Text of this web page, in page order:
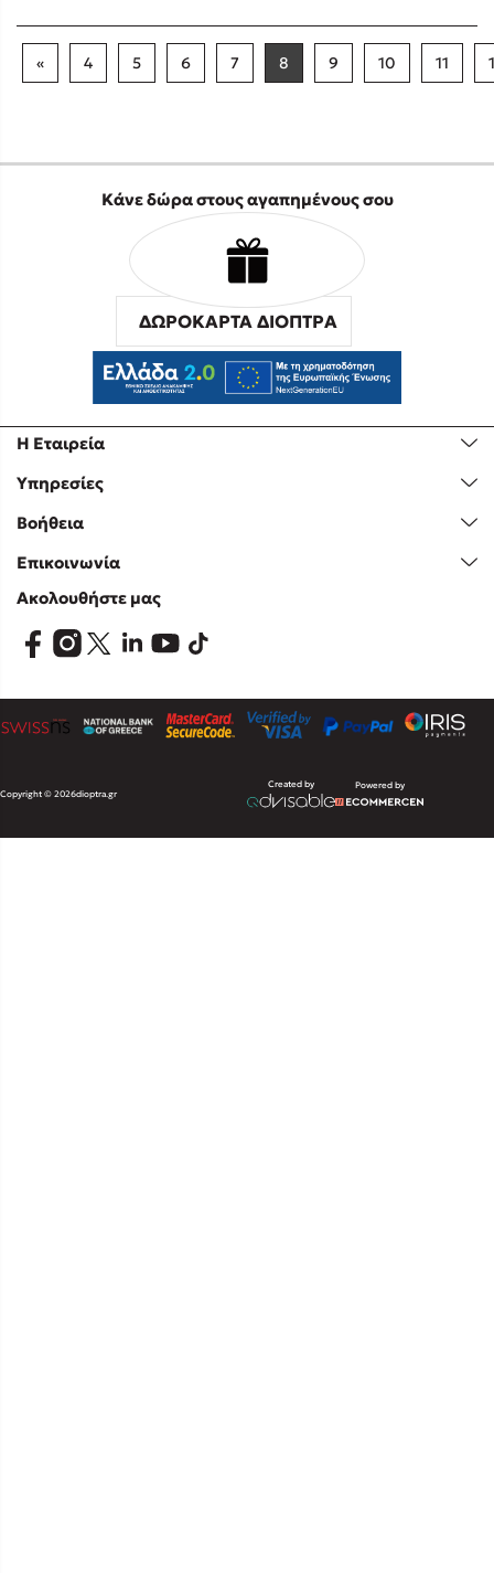
« 4 5 6 7 8 9 10 11
Η Εταιρεία
Υπηρεσίες
Βοήθεια
Επικοινωνία
Κάνε δώρα στους αγαπημένους σου
ΔΩΡΟΚΑΡΤΑ ΔΙΟΠΤΡΑ
Ακολουθήστε μας
Copyright © 2026dioptra.gr
Created by Powered by